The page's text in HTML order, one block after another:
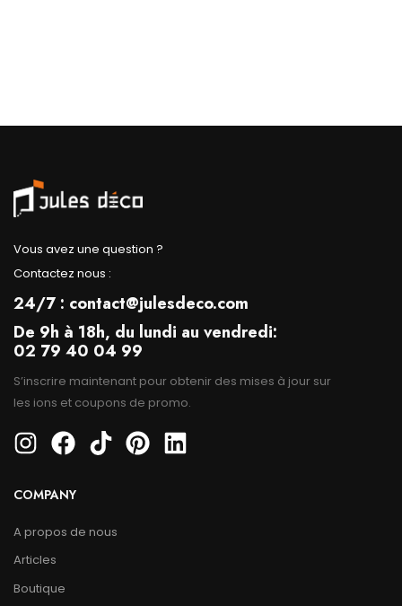
Vous avez une question ?
Contactez nous :
24/7 : contact@julesdeco.com
De 9h à 18h, du lundi au vendredi:
02 79 40 04 99
S’inscrire maintenant pour obtenir des mises à jour sur
les ions et coupons de promo.
COMPANY
A propos de nous
Articles
Boutique